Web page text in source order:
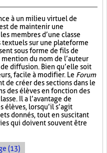
à un milieu virtuel de
de maintenir une
membres d’une classe
textuels sur une plateforme
sous forme de fils de
du nom de l’auteur
diffusion. Bien qu’elle soit
facile à modifier. Le Forum
de créer des sections dans le
des élèves en fonction des
Il a l’avantage de
lorsqu’il s’agit
donnés, tout en suscitant
qui doivent souvent être
(13)